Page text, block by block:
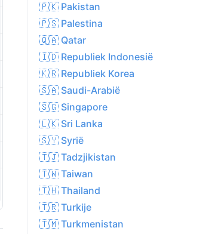
60%
19.8 kph
0.0 mm
9.0
05:08 AM
06:17 PM
New Moon
🇵🇰 Pakistan
🇵🇸 Palestina
🇶🇦 Qatar
🇮🇩 Republiek Indonesië
🇰🇷 Republiek Korea
🇸🇦 Saudi-Arabië
🇸🇬 Singapore
🇱🇰 Sri Lanka
🇸🇾 Syrië
🇹🇯 Tadzjikistan
🇹🇼 Taiwan
🇹🇭 Thailand
🇹🇷 Turkije
🇹🇲 Turkmenistan